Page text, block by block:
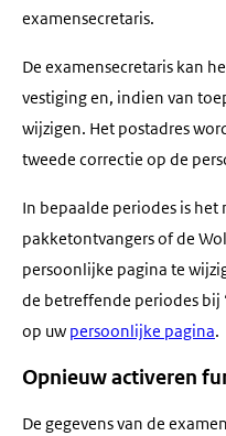
examensecretaris.
De examensecretaris kan
vestiging en, indien van
wijzigen. Het postadres
tweede correctie op de
In bepaalde periodes is het
pakketontvangers of de
persoonlijke pagina te
de betreffende periodes bij
op uw persoonlijke pagina.
Opnieuw activeren
De gegevens van de